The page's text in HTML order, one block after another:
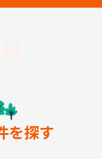
を探す